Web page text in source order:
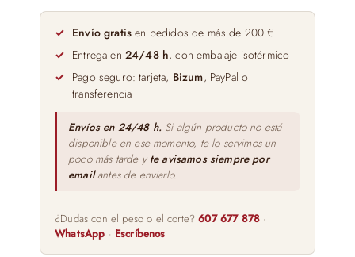
Berdugo
Barrica
75cl
cantidad
Envío gratis en pedidos de más de 200 €
Entrega en 24/48 h, con embalaje isotérmico
Pago seguro: tarjeta, Bizum, PayPal o
transferencia
Envíos en 24/48 h. Si algún producto no está
disponible en ese momento, te lo servimos un
poco más tarde y te avisamos siempre por
emailantes de enviarlo.
¿Dudas con el peso o el corte?607 677 878 ·
WhatsApp · Escríbenos